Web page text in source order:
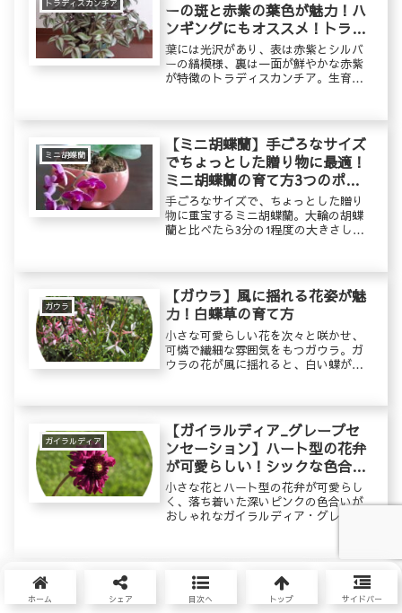
トラディスカンチア
ーの斑と赤紫の葉色が魅力！ハ
ンギングにもオススメ！トラデ
ィスカンティアの育て方
葉には光沢があり、表は赤紫とシルバ
ーの縞模様、裏は一面が鮮やかな赤紫
が特徴のトラディスカンチア。生育旺
て飾るだけではなく、ハンギングにし
たり、さまざまな飾り方を楽しむこと
ができます。
ミニ胡蝶蘭
【ミニ胡蝶蘭】手ごろなサイズ
でちょっとした贈り物に最適！
ミニ胡蝶蘭の育て方3つのポイ
ント
手ごろなサイズで、ちょっとした贈り
物に重宝するミニ胡蝶蘭。大輪の胡蝶
蘭と比べたら3分の1程度の大きさしか
ポイント「直射日光に当てない」「水
を与え過ぎない」「肥料を与え過ぎ...
ガウラ
【ガウラ】風に揺れる花姿が魅
力！白蝶草の育て方
小さな可愛らしい花を次々と咲かせ、
可憐で繊細な雰囲気をもつガウラ。ガ
ウラの花が風に揺れると、白い蝶が舞
るそうです。ひとつの花は3日ほどで終
わってしまいますが、次々と蕾をつけ
るので、長い期間にわたって花を楽し
むことができます。繊細な雰囲気をも
つガウラですが、こぼれ種で自然に増
えるほど丈夫で、暑さ寒さに強く、と
ても育てやすい植物です。
ガイラルディア
【ガイラルディア_グレープセ
ンセーション】ハート型の花弁
が可愛らしい！シックな色合い
が魅力の細葉天人菊の育て方
小さな花とハート型の花弁が可愛らし
く、落ち着いた深いピンクの色合いが
おしゃれなガイラルディア・グレープ
11月頃まで長い期間楽しむことができ
ます。花が散ったあとに残るボール状
の花芯も可愛らしく、その姿を楽しむ
こともできます。優しい雰囲気をもつ
スーパーアリッサム
【スーパーアリッサム】ほぼ一
年中花を楽しめる！スーパーな
ホーム シェア 目次へ トップ サイドバー